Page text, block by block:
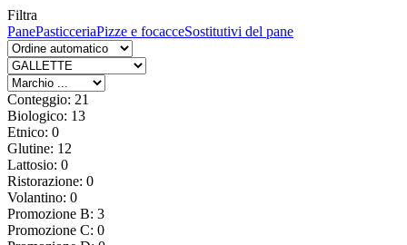
Filtra
PanePasticceriaPizze e focacceSostitutivi del pane
Conteggio: 21
Biologico: 13
Etnico: 0
Glutine: 12
Lattosio: 0
Ristorazione: 0
Volantino: 0
Promozione B: 3
Promozione C: 0